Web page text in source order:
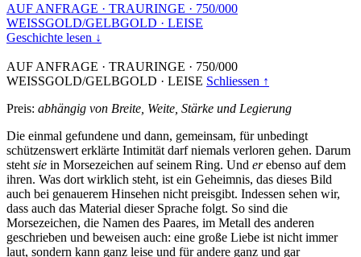
AUF ANFRAGE · TRAURINGE · 750/000
WEISSGOLD/GELBGOLD · LEISE
Geschichte lesen ↓
AUF ANFRAGE · TRAURINGE · 750/000
WEISSGOLD/GELBGOLD · LEISE Schliessen ↑
Preis: abhängig von Breite, Weite, Stärke und Legierung
Die einmal gefundene und dann, gemeinsam, für unbedingt
schützenswert erklärte Intimität darf niemals verloren gehen. Darum
steht sie in Morsezeichen auf seinem Ring. Und erebenso auf dem
ihren. Was dort wirklich steht, ist ein Geheimnis, das dieses Bild
auch bei genauerem Hinsehen nicht preisgibt. Indessen sehen wir,
dass auch das Material dieser Sprache folgt. So sind die
Morsezeichen, die Namen des Paares, im Metall des anderen
geschrieben und beweisen auch: eine große Liebe ist nicht immer
laut, sondern kann ganz leise und für andere ganz und gar